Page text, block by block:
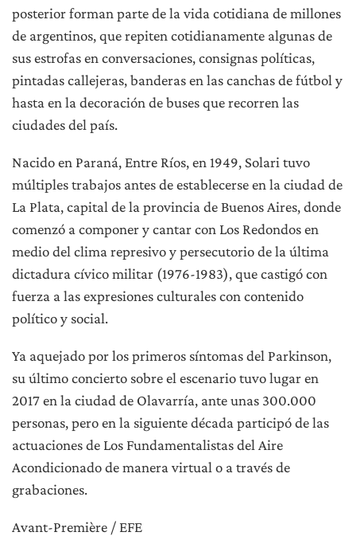
posterior forman parte de la vida cotidiana de millones
de argentinos, que repiten cotidianamente algunas de
sus estrofas en conversaciones, consignas políticas,
pintadas callejeras, banderas en las canchas de fútbol y
hasta en la decoración de buses que recorren las
ciudades del país.
Nacido en Paraná, Entre Ríos, en 1949, Solari tuvo
múltiples trabajos antes de establecerse en la ciudad de
La Plata, capital de la provincia de Buenos Aires, donde
comenzó a componer y cantar con Los Redondos en
medio del clima represivo y persecutorio de la última
dictadura cívico militar (1976-1983), que castigó con
fuerza a las expresiones culturales con contenido
político y social.
Ya aquejado por los primeros síntomas del Parkinson,
su último concierto sobre el escenario tuvo lugar en
2017 en la ciudad de Olavarría, ante unas 300.000
personas, pero en la siguiente década participó de las
actuaciones de Los Fundamentalistas del Aire
Acondicionado de manera virtual o a través de
grabaciones.
Avant-Première / EFE